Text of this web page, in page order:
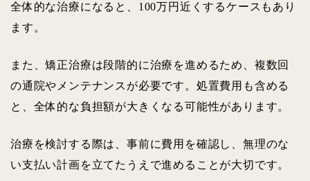
全体的な治療になると、100万円近くするケースもあり
ます。
また、矯正治療は段階的に治療を進めるため、複数回
の通院やメンテナンスが必要です。処置費用も含める
と、全体的な負担額が大きくなる可能性があります。
治療を検討する際は、事前に費用を確認し、無理のな
い支払い計画を立てたうえで進めることが大切です。